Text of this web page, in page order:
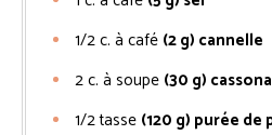
1/2c. à café (2 g) cannelle
2c. à soupe (30 g)
1/2tasse (120 g) purée